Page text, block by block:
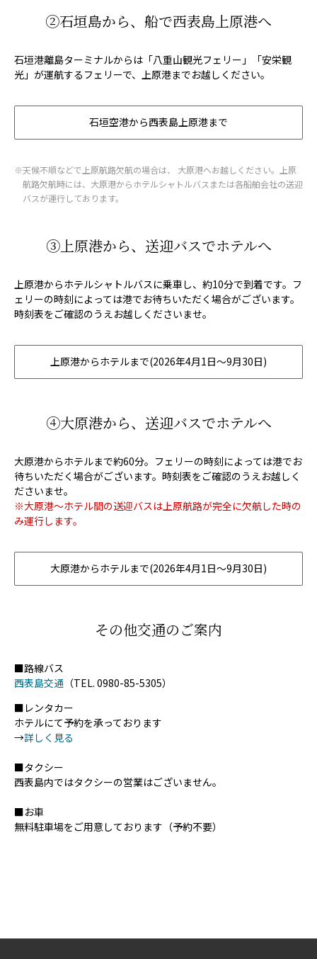
②石垣島から、船で西表島上原港へ
石垣港離島ターミナルからは「八重山観光フェリー」「安栄観
光」が運航するフェリーで、上原港までお越しください。
石垣空港から西表島上原港まで
※天候不順などで上原航路欠航の場合は、 大原港へお越しください。上原
航路欠航時には、大原港からホテルシャトルバスまたは各船舶会社の送迎
バスが運行しております。
③上原港から、送迎バスでホテルへ
上原港からホテルシャトルバスに乗車し、約10分で到着です。フ
ェリーの時刻によっては港でお待ちいただく場合がございます。
時刻表をご確認のうえお越しくださいませ。
上原港からホテルまで(2026年4月1日～9月30日)
④大原港から、送迎バスでホテルへ
大原港からホテルまで約60分。フェリーの時刻によっては港でお
待ちいただく場合がございます。時刻表をご確認のうえお越しく
ださいませ。
※大原港～ホテル間の送迎バスは上原航路が完全に欠航した時の
み運行します。
大原港からホテルまで(2026年4月1日～9月30日)
その他交通のご案内
■路線バス
西表島交通 （TEL. 0980-85-5305）
■レンタカー
ホテルにて予約を承っております
→詳しく見る
■タクシー
西表島内ではタクシーの営業はございません。
■お車
無料駐車場をご用意しております（予約不要）